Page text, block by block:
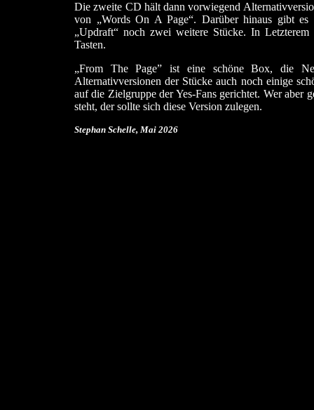
Die zweite CD hält dann vorwiegend
von „Words On A Page“. Darüber hinaus gibt
„Updraft“ noch zwei weitere Stücke. In
Tasten.
„From The Page” ist eine schöne Box, die
Alternativversionen der Stücke auch noch einige
auf die Zielgruppe der Yes-Fans gerichtet. Wer aber
steht, der sollte sich diese Version zulegen.
Stephan Schelle, Mai 2026